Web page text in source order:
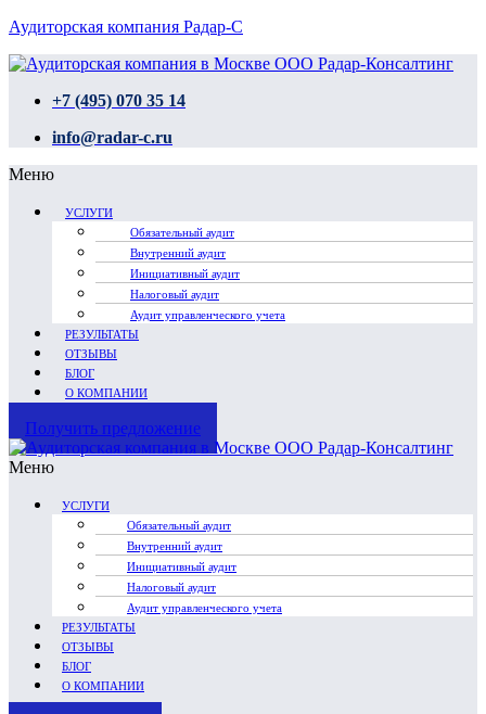
Аудиторская компания Радар-С
+7 (495) 070 35 14
info@radar-c.ru
Меню
УСЛУГИ
Обязательный аудит
Внутренний аудит
Инициативный аудит
Налоговый аудит
Аудит управленческого учета
РЕЗУЛЬТАТЫ
ОТЗЫВЫ
БЛОГ
О КОМПАНИИ
Получить предложение
Меню
УСЛУГИ
Обязательный аудит
Внутренний аудит
Инициативный аудит
Налоговый аудит
Аудит управленческого учета
РЕЗУЛЬТАТЫ
ОТЗЫВЫ
БЛОГ
О КОМПАНИИ